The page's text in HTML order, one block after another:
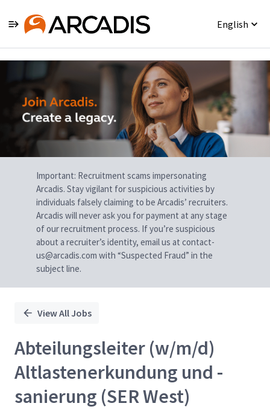
English
Single
Position
Important: Recruitment scams impersonating
Arcadis. Stay vigilant for suspicious activities by
individuals falsely claiming to be Arcadis’ recruiters.
Arcadis will never ask you for payment at any stage
of our recruitment process. If you’re suspicious
about a recruiter’s identity, email us at contact-
us@arcadis.com with “Suspected Fraud” in the
subject line.
View All Jobs
Abteilungsleiter (w/m/d)
Altlastenerkundung und -
sanierung (SER West)